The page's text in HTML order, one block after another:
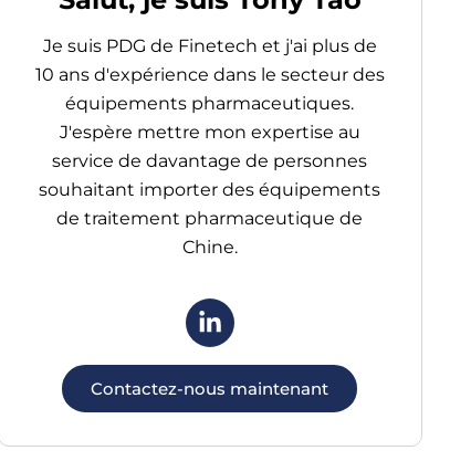
Je suis PDG de Finetech et j'ai plus de
10 ans d'expérience dans le secteur des
équipements pharmaceutiques.
J'espère mettre mon expertise au
service de davantage de personnes
souhaitant importer des équipements
de traitement pharmaceutique de
Chine.
Contactez-nous maintenant